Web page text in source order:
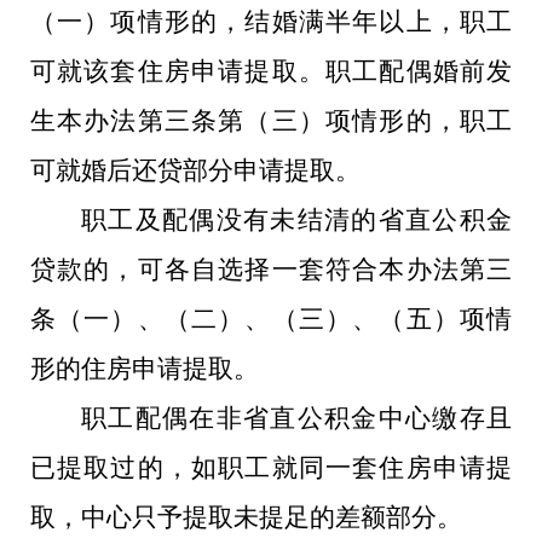
（一）项情形的，结婚满半年以上，职工
可就该套住房申请提取。职工配偶婚前发
生本办法第三条第（三）项情形的，职工
可就婚后还贷部分申请提取。
职工及配偶没有未结清的省直公积金
贷款的，可各自选择一套符合本办法第三
条（一）、（二）、（三）、（五）项情
形的住房申请提取。
职工配偶在非省直公积金中心缴存且
已提取过的，如职工就同一套住房申请提
取，中心只予提取未提足的差额部分。